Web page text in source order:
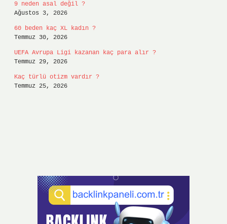
9 neden asal değil ?
Ağustos 3, 2026
60 beden kaç XL kadın ?
Temmuz 30, 2026
UEFA Avrupa Ligi kazanan kaç para alır ?
Temmuz 29, 2026
Kaç türlü otizm vardır ?
Temmuz 25, 2026